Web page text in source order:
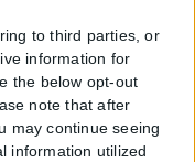
to third parties, or
information for
the below opt-out
note that after
may continue seeing
information utilized